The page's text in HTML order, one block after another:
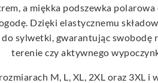
a miękka podszewka
Dzięki elastycznemu
sylwetki, gwarantując swobodę
terenie czy aktywnego
M, L, XL, 2XL oraz 3XL i